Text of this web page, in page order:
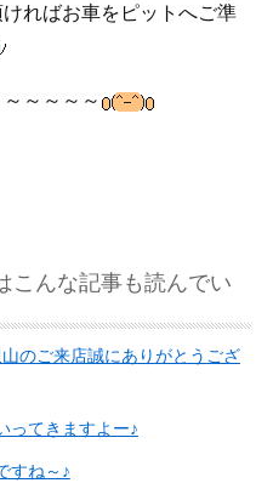
ればお車をピットへご準
～～～～
こんな記事も読んでい
のご来店誠にありがとうござ
てきますよー♪
すね～♪